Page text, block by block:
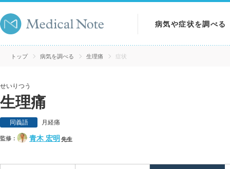
病気や症状を調べる
病気を調べる
トップ 病気を調べる 生理痛 症状
せいりつう
生理痛
同義語 月経痛
監修： 青木 宏明先生